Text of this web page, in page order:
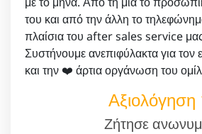
του και από την άλλη το
πλαίσια του after sales service
Συστήνουμε ανεπιφύλακτα για τον
και την ❤️ άρτια οργάνωση του
Αξιολόγηση
Ζήτησε